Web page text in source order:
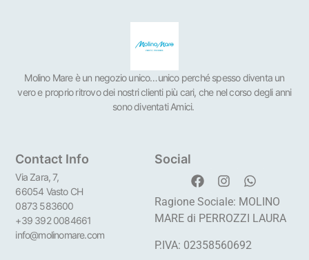
Molino Mare è un negozio unico…unico perché spesso diventa un
vero e proprio ritrovo dei nostri clienti più cari, che nel corso degli anni
sono diventati Amici.
Contact Info
Via Zara, 7,
66054 Vasto CH
0873 583600
+39 392 0084661
info@molinomare.com
Social
Ragione Sociale: MOLINO
MARE di PERROZZI LAURA
P.IVA: 02358560692